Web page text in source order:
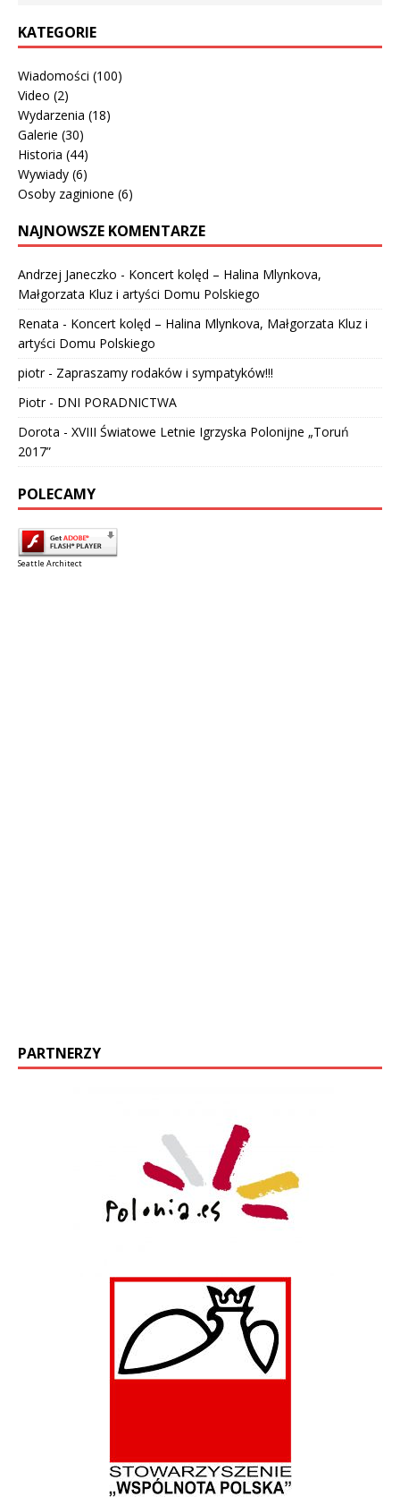
KATEGORIE
Wiadomości (100)
Video (2)
Wydarzenia (18)
Galerie (30)
Historia (44)
Wywiady (6)
Osoby zaginione (6)
NAJNOWSZE KOMENTARZE
Andrzej Janeczko - Koncert kolęd – Halina Mlynkova,
Małgorzata Kluz i artyści Domu Polskiego
Renata - Koncert kolęd – Halina Mlynkova, Małgorzata Kluz i
artyści Domu Polskiego
piotr- Zapraszamy rodaków i sympatyków!!!
Piotr- DNI PORADNICTWA
Dorota - XVIII Światowe Letnie Igrzyska Polonijne „Toruń
2017”
POLECAMY
Seattle Architect
PARTNERZY